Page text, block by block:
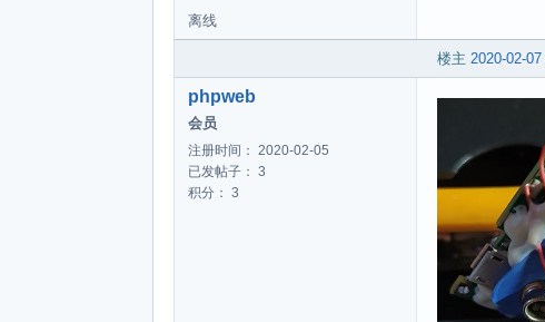
离线
楼主 2020-02-
phpweb
会员
注册时间： 2020-02-05
已发帖子： 3
积分： 3